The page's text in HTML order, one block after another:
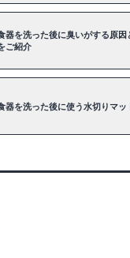
器を洗った後に臭いがする原
ご紹介
器を洗った後に使う水切りマッ